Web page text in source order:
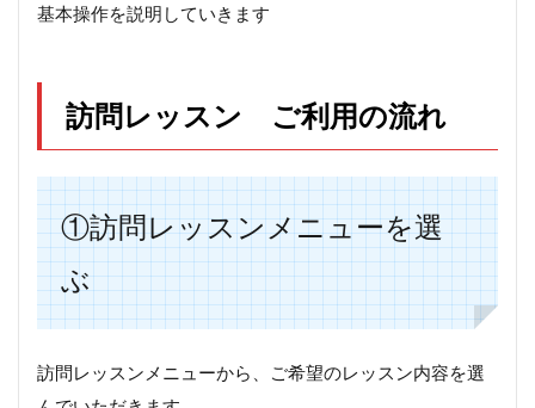
基本操作を説明していきます
訪問レッスン ご利用の流れ
①訪問レッスンメニューを選
ぶ
訪問レッスンメニューから、ご希望のレッスン内容を選